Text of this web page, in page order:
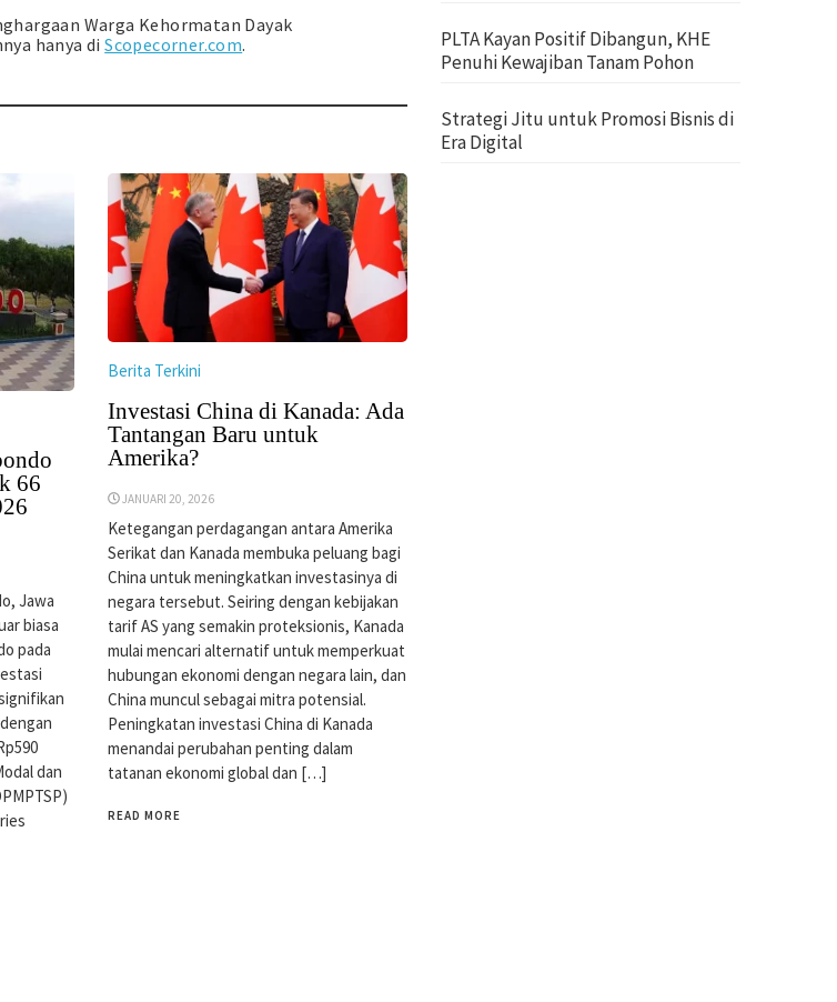
Warga Kehormatan Dayak
hanya diScopecorner.com.
66
Jawa
biasa
pada
dan
Berita Terkini
Investasi China di Kanada: Ada
Tantangan Baru untuk
Amerika?
JANUARI 20, 2026
Ketegangan perdagangan antara Amerika
Serikat dan Kanada membuka peluang bagi
China untuk meningkatkan investasinya di
negara tersebut. Seiring dengan kebijakan
tarif AS yang semakin proteksionis, Kanada
mulai mencari alternatif untuk memperkuat
hubungan ekonomi dengan negara lain, dan
China muncul sebagai mitra potensial.
Peningkatan investasi China di Kanada
menandai perubahan penting dalam
tatanan ekonomi global dan […]
READ MORE
PLTA Kayan Positif Dibangun, KHE
Penuhi Kewajiban Tanam Pohon
Strategi Jitu untuk Promosi Bisnis di
Era Digital